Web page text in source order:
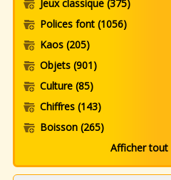
Jeux classique (375)
Polices font (1056)
Kaos (205)
Objets (901)
Culture (85)
Chiffres (143)
Boisson (265)
Afficher tout